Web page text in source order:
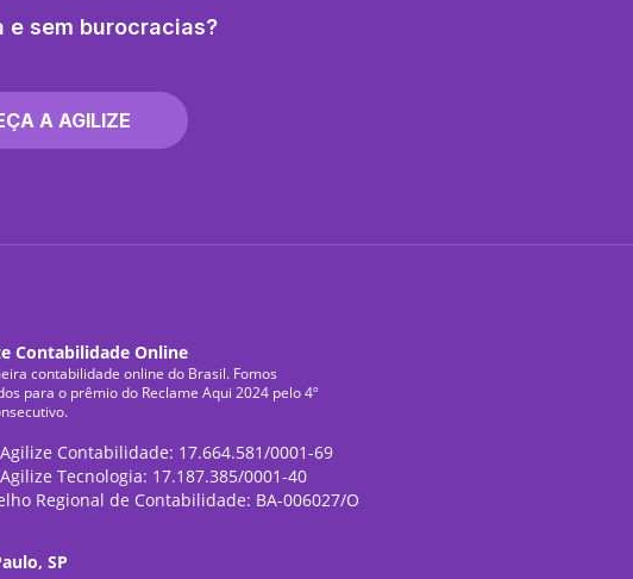
e sem burocracias?
A AGILIZE
Contabilidade Online
contabilidade online do Brasil. Fomos
para o prêmio do Reclame Aqui 2024 pelo 4º
Agilize Contabilidade: 17.664.581/0001-69
Agilize Tecnologia: 17.187.385/0001-40
Regional de Contabilidade: BA-006027/O
SP